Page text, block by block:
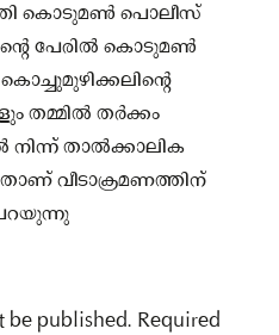
കൊടുമൺ പൊലീസ്
പേരിൽ കൊടുമൺ
തർക്കം
നിന്ന് താൽക്കാലിക
വീടാക്രമണത്തിന്
be published. Required